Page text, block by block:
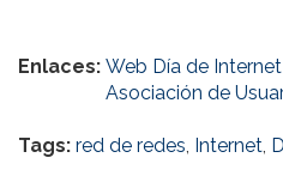
Enlaces: Web Día de Internet
Asociación de
Tags: red de redes, Internet,